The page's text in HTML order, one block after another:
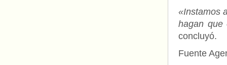
«Instamos
hagan que
concluyó.
Fuente